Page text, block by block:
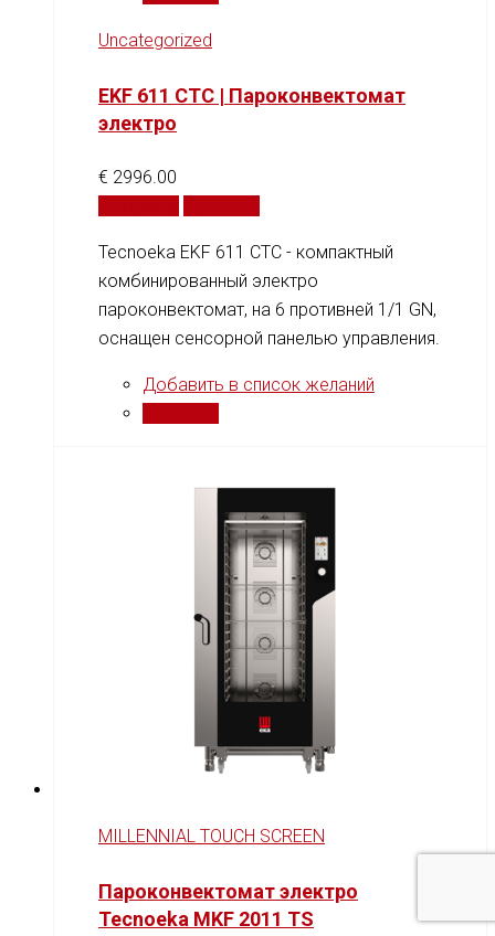
Uncategorized
EKF 611 CTC | Пароконвектомат
электро
€ 2996.00
Tecnoeka EKF 611 CTC - компактный
комбинированный электро
пароконвектомат, на 6 противней 1/1 GN,
оснащен сенсорной панелью управления.
Добавить в список желаний
MILLENNIAL TOUCH SCREEN
Пароконвектомат электро
Tecnoeka MKF 2011 TS